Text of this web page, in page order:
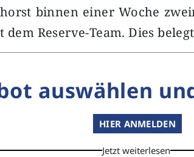
binnen einer Woche
dem Reserve-Team. Dies
auswählen
HIER ANMELDEN
Jetzt weiterlesen